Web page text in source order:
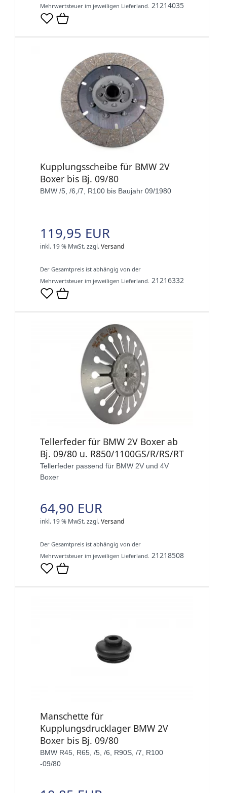
Mehrwertsteuer im jeweiligen Lieferland. 21214035
Kupplungsscheibe für BMW 2V
Boxer bis Bj. 09/80
BMW /5, /6,/7, R100 bis Baujahr 09/1980
119,95 EUR
inkl. 19 % MwSt.zzgl.Versand
Der Gesamtpreis ist abhängig von der
Mehrwertsteuer im jeweiligen Lieferland. 21216332
Tellerfeder für BMW 2V Boxer ab
Bj. 09/80 u. R850/1100GS/R/RS/RT
Tellerfeder passend für BMW 2V und 4V
Boxer
64,90 EUR
inkl. 19 % MwSt.zzgl.Versand
Der Gesamtpreis ist abhängig von der
Mehrwertsteuer im jeweiligen Lieferland. 21218508
Manschette für
Kupplungsdrucklager BMW 2V
Boxer bis Bj. 09/80
BMW R45, R65, /5, /6, R90S, /7, R100
-09/80